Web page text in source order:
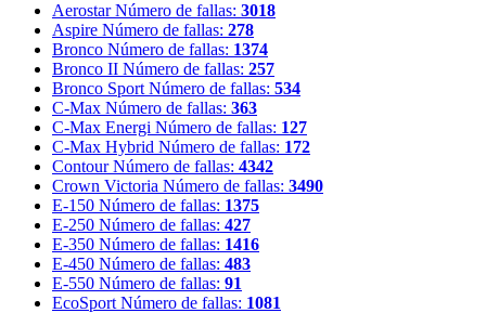
Aerostar Número de fallas: 3018
Aspire Número de fallas: 278
Bronco Número de fallas: 1374
Bronco II Número de fallas: 257
Bronco Sport Número de fallas: 534
C-Max Número de fallas: 363
C-Max Energi Número de fallas: 127
C-Max Hybrid Número de fallas: 172
Contour Número de fallas: 4342
Crown Victoria Número de fallas: 3490
E-150 Número de fallas: 1375
E-250 Número de fallas: 427
E-350 Número de fallas: 1416
E-450 Número de fallas: 483
E-550 Número de fallas: 91
EcoSport Número de fallas: 1081